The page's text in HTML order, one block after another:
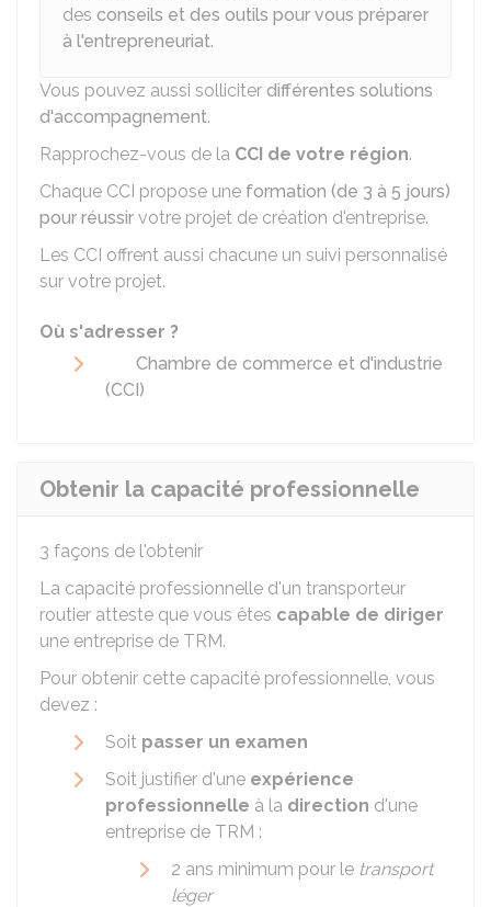
des conseils et des outils pour vous préparer
à l'entrepreneuriat.
Vous pouvez aussi solliciter différentes solutions
d'accompagnement.
Rapprochez-vous de la CCI de votre région.
Chaque CCI propose une formation (de 3 à 5 jours)
pour réussir votre projet de création d'entreprise.
Les CCI offrent aussi chacune un suivi personnalisé
sur votre projet.
Où s'adresser ?
Chambre de commerce et d'industrie
(CCI)
Obtenir la capacité professionnelle
3 façons de l'obtenir
La capacité professionnelle d'un transporteur
routier atteste que vous êtes capable de diriger
une entreprise de TRM.
Pour obtenir cette capacité professionnelle, vous
devez :
Soit passer un examen
Soit justifier d'une expérience
professionnelle à la direction d'une
entreprise de TRM :
2 ans minimum pour le transport
léger